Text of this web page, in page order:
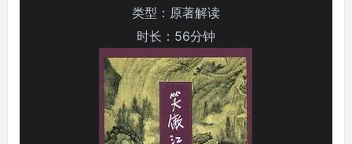
类型：原著解读
时长：56分钟